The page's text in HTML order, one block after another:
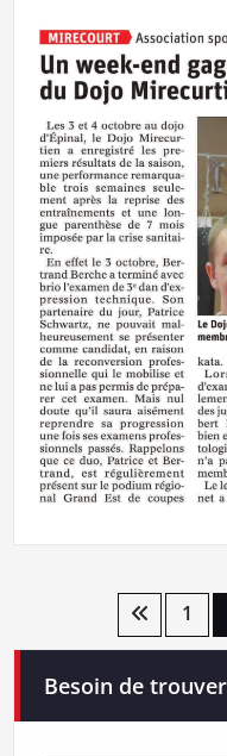
Pagination
publications
1
Besoin de